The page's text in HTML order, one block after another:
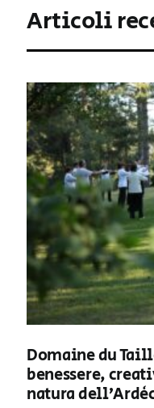
Articoli
Domaine du
benessere,
natura